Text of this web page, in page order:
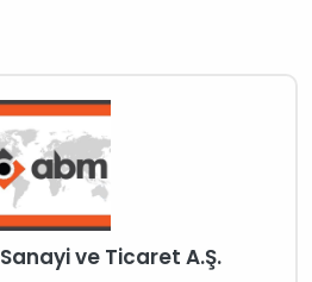
ve Ticaret A.Ş.